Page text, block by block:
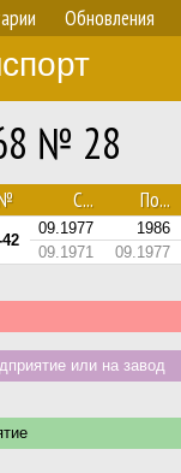
Обновления
№ 28
С... По...
09.1977 1986
09.1971 09.1977
или на завод